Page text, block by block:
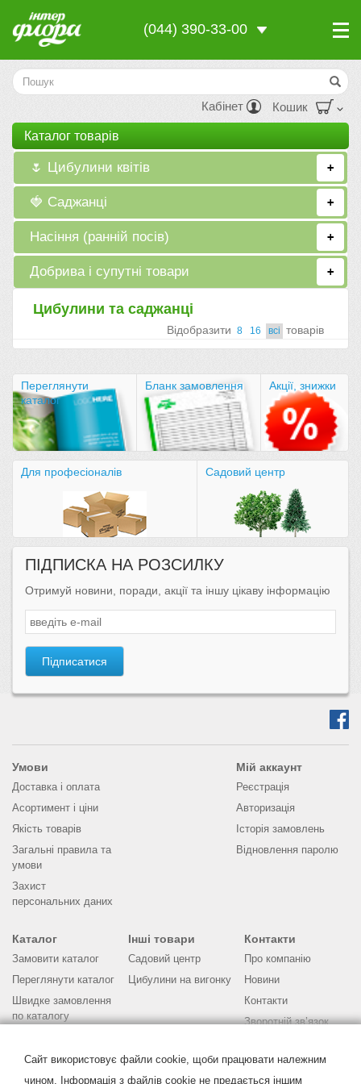
(044) 390-33-00
Кабінет Кошик
Каталог товарiв
+
🌷 Цибулини квітів
+
🍓 Саджанці
+
Насіння (ранній посів)
+
Добрива і супутні товари
Цибулини та саджанці
Вiдобразити 8 16 всi товарiв
Переглянути
каталог
Бланк замовлення Акції, знижки
Для професіоналів Садовий центр
ПІДПИСКА НА РОЗСИЛКУ
Отримуй новини, поради, акції та іншу цікаву інформацію
Підписатися
Умови
Доставка і оплата
Асортимент і ціни
Якість товарів
Загальні правила та
умови
Захист
персональних даних
Мій аккаунт
Реєстрація
Авторизація
Історія замовлень
Відновлення паролю
Каталог
Замовити каталог
Переглянути каталог
Швидке замовлення
по каталогу
Поради по
вирощуванню
Інші товари
Садовий центр
Цибулини на вигонку
Контакти
Про компанію
Новини
Контакти
Зворотній зв’язок
Сайт використовує файли cookie, щоби працювати належним
чином. Інформація з файлів cookie не предається іншим